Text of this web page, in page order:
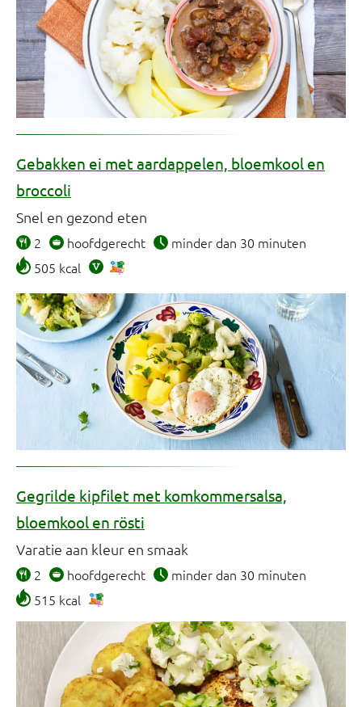
Gebakken ei met aardappelen, bloemkool en
broccoli
Snel en gezond eten
2 hoofdgerecht
minder dan 30 minuten
505 kcal
Gegrilde kipfilet met komkommersalsa,
bloemkool en rösti
Varatie aan kleur en smaak
2 hoofdgerecht
minder dan 30 minuten
515 kcal